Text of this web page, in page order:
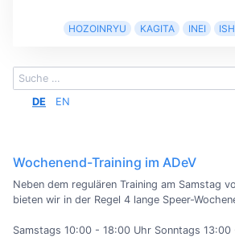
HOZOINRYU KAGITA INEI
DE EN
Wochenend-Training im ADeV
Neben dem regulären Training am Samstag
bieten wir in der Regel 4 lange Speer-
Samstags 10:00 - 18:00 Uhr Sonntags